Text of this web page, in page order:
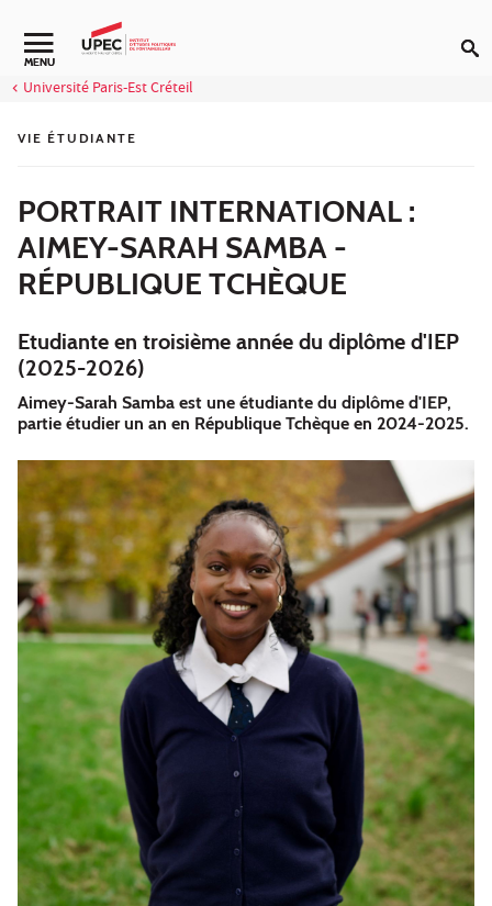
Aller au contenu
Navigation secondaire
MENU
Université Paris-Est Créteil
VIE ÉTUDIANTE
PORTRAIT INTERNATIONAL :
AIMEY-SARAH SAMBA -
RÉPUBLIQUE TCHÈQUE
Etudiante en troisième année du diplôme d'IEP
(2025-2026)
Aimey-Sarah Samba est une étudiante du diplôme d'IEP,
partie étudier un an en République Tchèque en 2024-2025.